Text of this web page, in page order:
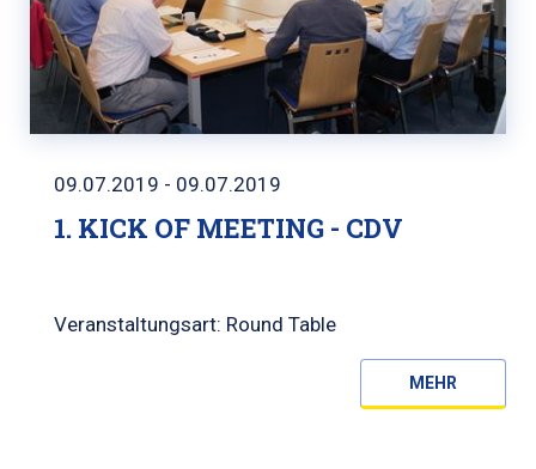
09.07.2019 - 09.07.2019
1. KICK OF MEETING - CDV
Veranstaltungsart: Round Table
MEHR